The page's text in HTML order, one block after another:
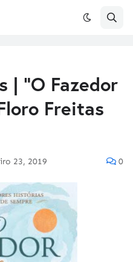
| "O Fazedor
Freitas
23, 2019 0